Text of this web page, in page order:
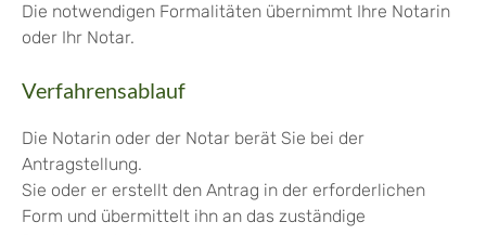
Die notwendigen Formalitäten übernimmt Ihre Notarin
oder Ihr Notar.
Verfahrensablauf
Die Notarin oder der Notar berät Sie bei der
Antragstellung.
Sie oder er erstellt den Antrag in der erforderlichen
Form und übermittelt ihn an das zuständige